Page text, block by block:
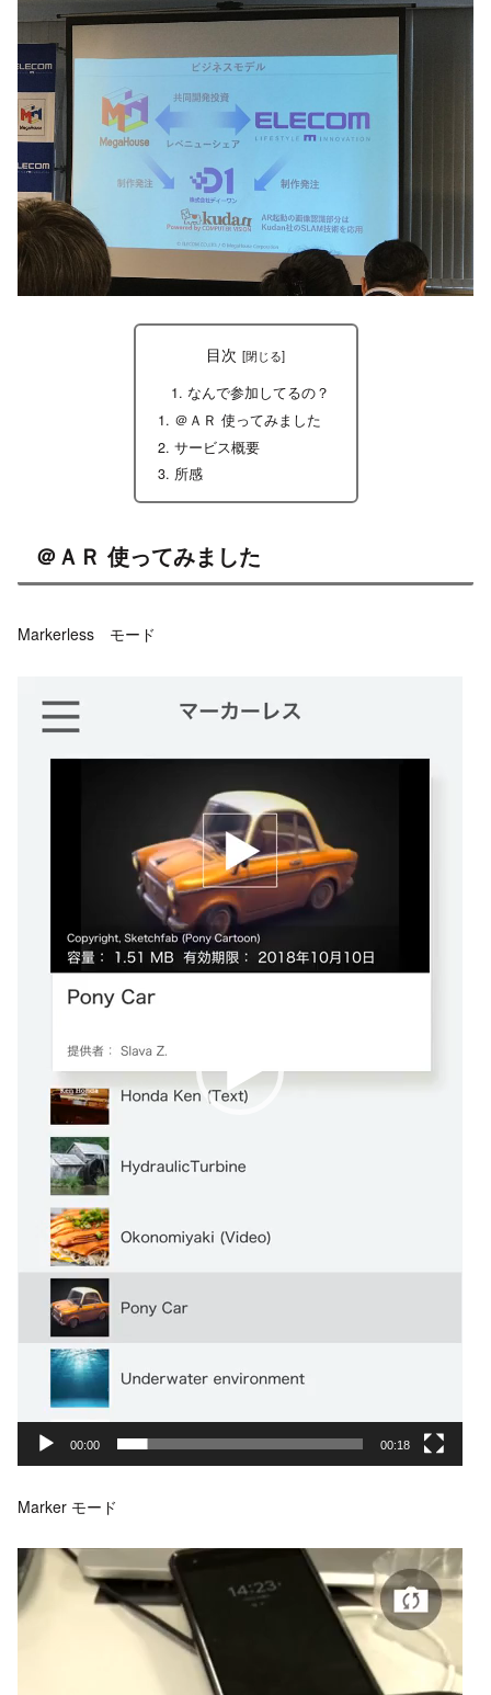
目次
なんで参加してるの？
＠ＡＲ 使ってみました
サービス概要
所感
＠ＡＲ 使ってみました
Markerless モード
00:00 00:18
Marker モード
動
画
プ